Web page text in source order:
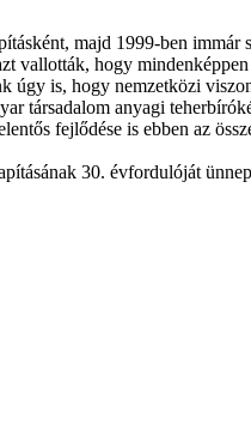
majd 1999-ben immár
vallották, hogy
úgy is, hogy nemzetközi
társadalom anyagi
fejlődése is ebben az
30. évfordulóját